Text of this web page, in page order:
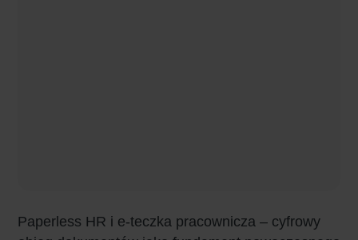
Paperless HR i e-teczka pracownicza – cyfrowy